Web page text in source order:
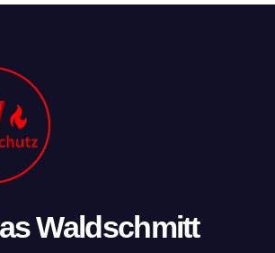
Waldschmitt